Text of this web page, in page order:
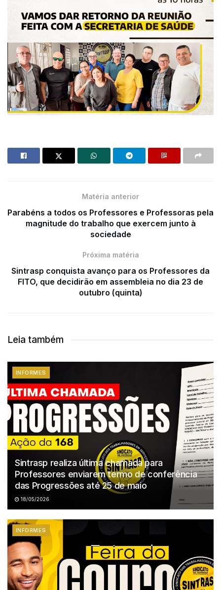
Matéria anterior
Parabéns a todos os Professores e Professoras pela
magnitude do trabalho que exercem junto à
sociedade
Próxima matéria
Sintrasp conquista avanço para os Professores da
FITO, que decidirão em assembleia no dia 23 de
outubro (quinta)
Leia também
INFORMES
Sintrasp realiza última chamada para
Professores enviarem termo de conferência
das Progressões até 25 de maio
18/05/2026
INFORMES